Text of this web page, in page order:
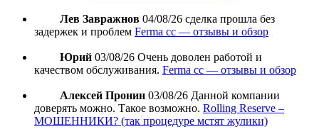
Лев Завражнов 04/08/26 сделка прошла без
задержек и проблем Ferma cc — отзывы и обзор
Юрий 03/08/26 Очень доволен работой и
качеством обслуживания. Ferma cc — отзывы и обзор
Алексей Пронин 03/08/26 Данной компании
доверять можно. Такое возможно. Rolling Reserve –
МОШЕННИКИ? (так процедуре мстят жулики)